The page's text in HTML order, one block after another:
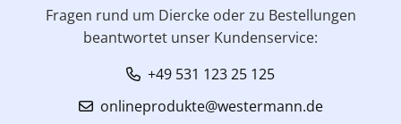
Fragen rund um Diercke oder zu Bestellungen
beantwortet unser Kundenservice:
+49 531 123 25 125
onlineprodukte@westermann.de